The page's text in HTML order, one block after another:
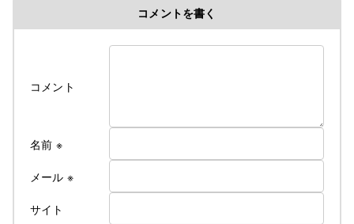
コメントを書く
コメント
名前 ※
メール ※
サイト